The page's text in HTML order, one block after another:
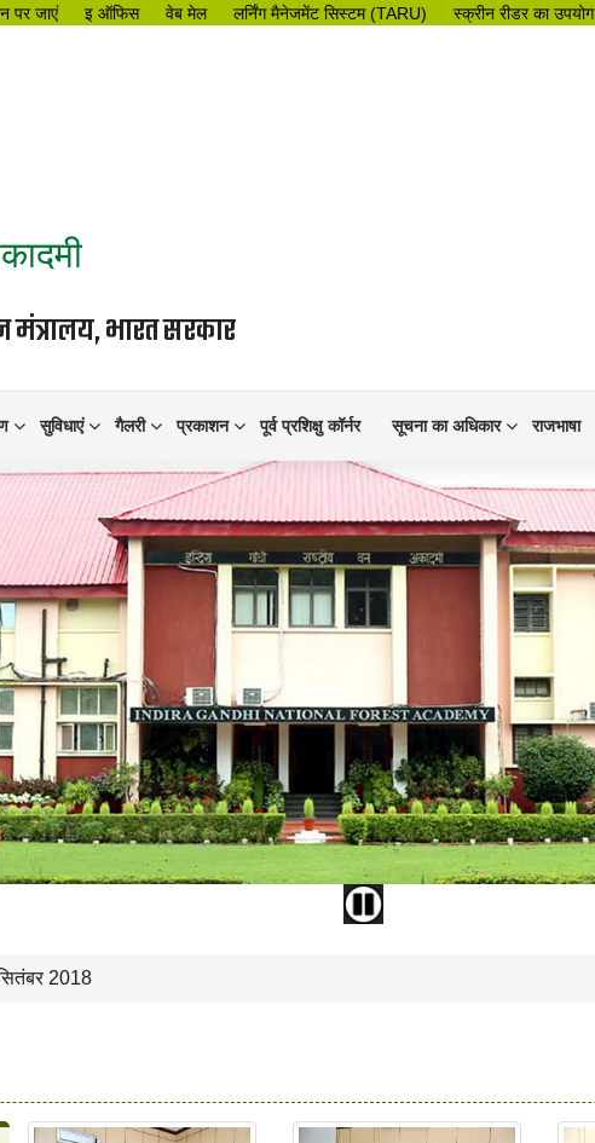
पर जाएं इ ऑफिस वेब मेल लर्निंग मैनेजमेंट सिस्टम (TARU) स्क्रीन रीडर का उपयोग
मंत्रालय, भारत सरकार
सुविधाएं गैलरी प्रकाशन पूर्व प्रशिक्षु कॉर्नर सूचना का अधिकार राजभाषा
2018